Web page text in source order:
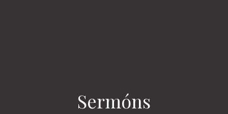
Sermóns